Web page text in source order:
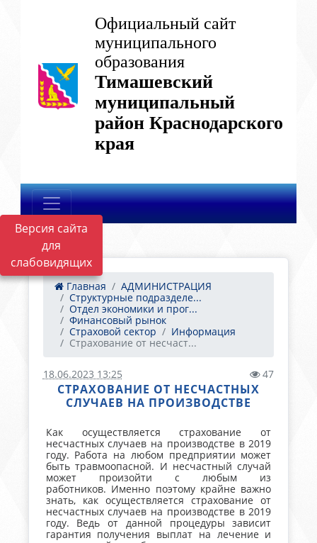
Версия сайта
для
слабовидящих
Официальный сайт
муниципального
образования
Тимашевский
муниципальный
район Краснодарского
края
Главная
АДМИНИСТРАЦИЯ
Структурные подразделе...
Отдел экономики и прог...
Финансовый рынок
Страховой сектор
Информация
Страхование от несчаст...
18.06.2023 13:25 47
СТРАХОВАНИЕ ОТ НЕСЧАСТНЫХ
СЛУЧАЕВ НА ПРОИЗВОДСТВЕ
Как осуществляется страхование от
несчастных случаев на производстве в 2019
году. Работа на любом предприятии может
быть травмоопасной. И несчастный случай
может произойти с любым из
работников. Именно поэтому крайне важно
знать, как осуществляется страхование от
несчастных случаев на производстве в 2019
году. Ведь от данной процедуры зависит
гарантия получения выплат на лечение и